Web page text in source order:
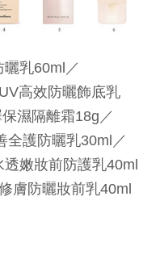
乳60ml／
高效防曬飾底乳
濕隔離霜18g／
全護防曬乳30ml／
嫩妝前防護乳40ml
膚防曬妝前乳40ml